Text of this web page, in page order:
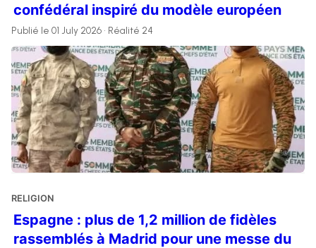
confédéral inspiré du modèle européen
Publié le 01 July 2026 • Réalité 24
RELIGION
Espagne : plus de 1,2 million de fidèles
rassemblés à Madrid pour une messe du